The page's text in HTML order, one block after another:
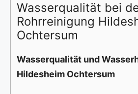
Wasserqualität bei
Rohrreinigung
Ochtersum
Wasserqualität und
Hildesheim Ochtersum